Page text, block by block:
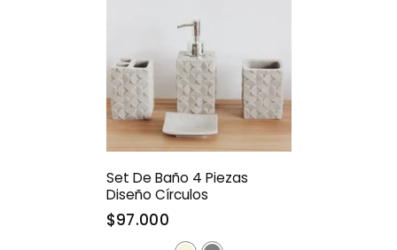
Set De Baño 4 Piezas
Diseño Círculos
$97.000